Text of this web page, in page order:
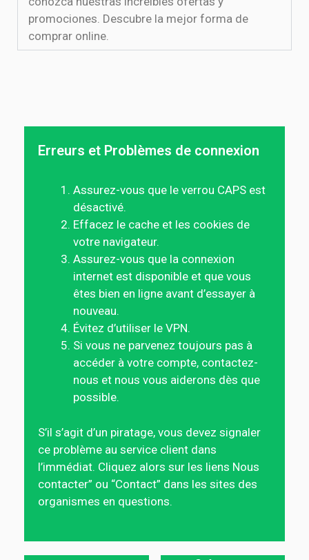
promociones. Descubre la mejor forma de
comprar online.
Erreurs et Problèmes de connexion
Assurez-vous que le verrou CAPS est
désactivé.
Effacez le cache et les cookies de
votre navigateur.
Assurez-vous que la connexion
internet est disponible et que vous
êtes bien en ligne avant d’essayer à
nouveau.
Évitez d’utiliser le VPN.
Si vous ne parvenez toujours pas à
accéder à votre compte, contactez-
nous et nous vous aiderons dès que
possible.
S’il s’agit d’un piratage, vous devez signaler
ce problème au service client dans
l’immédiat. Cliquez alors sur les liens Nous
contacter” ou “Contact” dans les sites des
organismes en questions.